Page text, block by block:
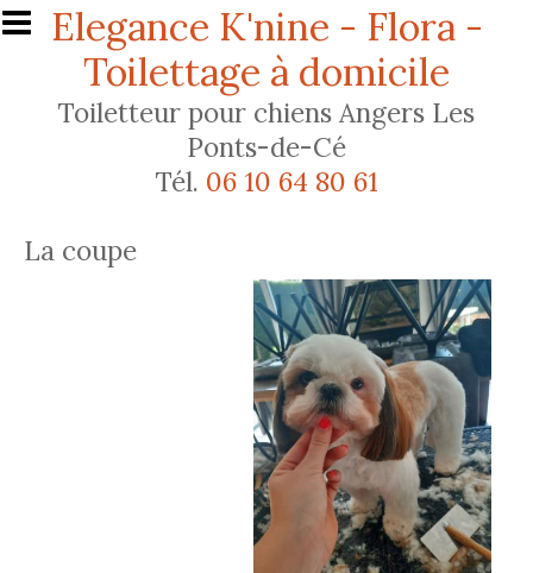
Aller au contenu principal
Elegance K'nine - Flora -
Toilettage à domicile
Toiletteur pour chiens Angers Les
Ponts-de-Cé
Tél. 06 10 64 80 61
La coupe